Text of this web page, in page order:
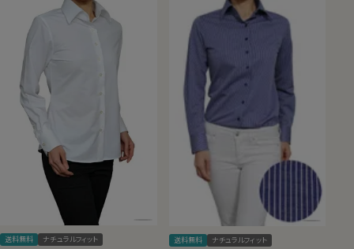
送料無料 ナチュラルフィット 送料無料 ナチュラルフィット